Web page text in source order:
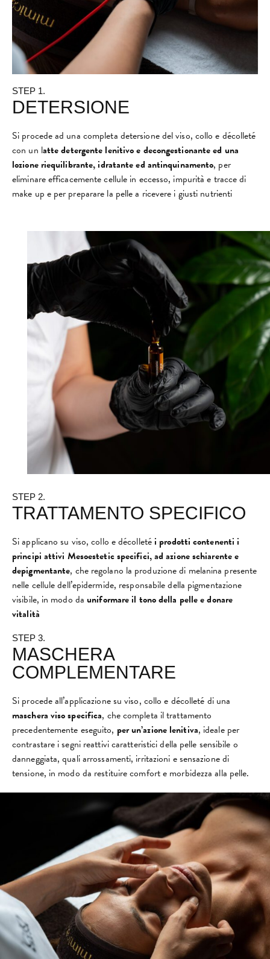
STEP 1.
DETERSIONE
Si procede ad una completa detersione del viso, collo e décolleté
con un latte detergente lenitivo e decongestionante ed una
lozione riequilibrante, idratante ed antinquinamento, per
eliminare efficacemente cellule in eccesso, impurità e tracce di
make up e per preparare la pelle a ricevere i giusti nutrienti
STEP 2.
TRATTAMENTO SPECIFICO
Si applicano su viso, collo e décolleté i prodotti contenenti i
principi attivi Mesoestetic specifici,ad azione schiarente e
depigmentante, che regolano la produzione di melanina presente
nelle cellule dell’epidermide, responsabile della pigmentazione
visibile, in modo dauniformare il tono della pelle e donare
vitalità
STEP 3.
MASCHERA​
COMPLEMENTARE
Si procede all’applicazione su viso, collo e décolleté di una
maschera viso specifica, che completa il trattamento
precedentemente eseguito, per un’azione lenitiva, ideale per
contrastare i segni reattivi caratteristici della pelle sensibile o
danneggiata, quali arrossamenti, irritazioni e sensazione di
tensione, in modo da restituire comfort e morbidezza alla pelle.